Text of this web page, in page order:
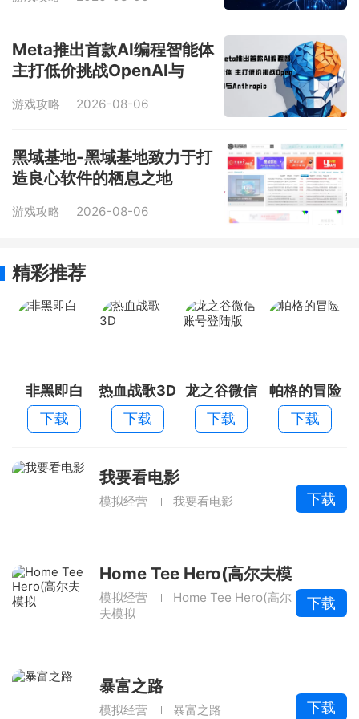
Meta推出首款AI编程智能体
主打低价挑战OpenAI与
游戏攻略 2026-08-06
黑域基地-黑域基地致力于打
造良心软件的栖息之地
游戏攻略 2026-08-06
精彩推荐
非黑即白
下载
热血战歌3D
下载
龙之谷微信
账号登陆版
下载
帕格的冒险
下载
我要看电影
模拟经营 我要看电影 下载
Home Tee Hero(高尔夫模
拟
模拟经营
Home Tee Hero(高尔
夫模拟
下载
暴富之路
模拟经营 暴富之路 下载